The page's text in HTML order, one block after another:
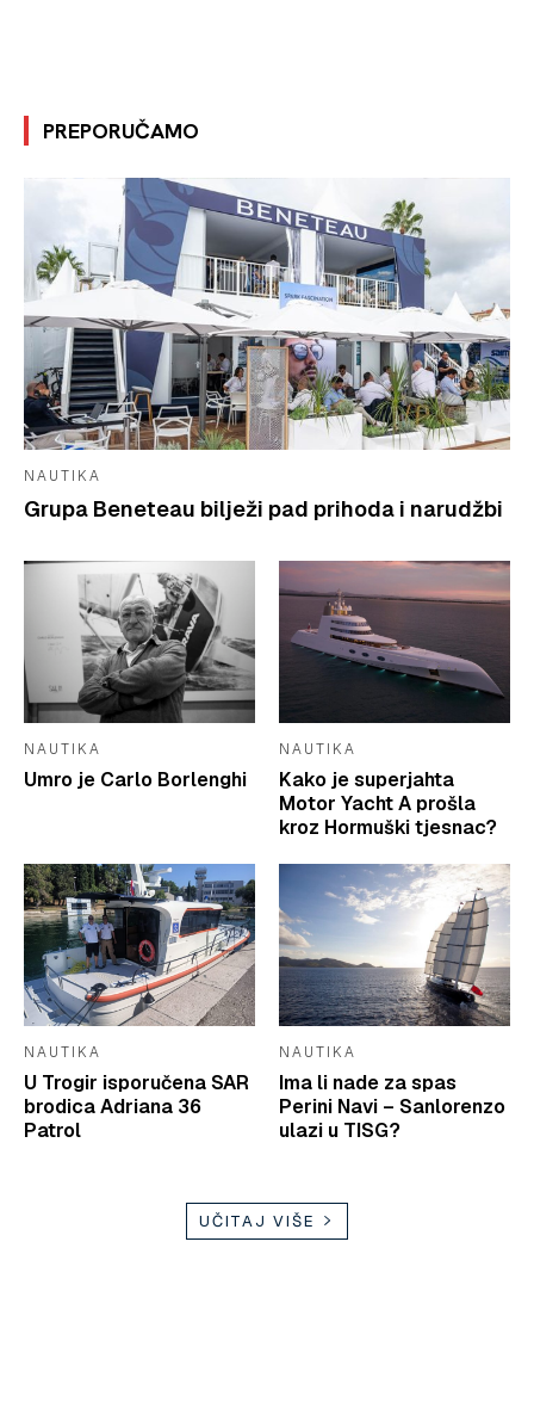
PREPORUČAMO
NAUTIKA
Grupa Beneteau bilježi pad prihoda i narudžbi
NAUTIKA
Umro je Carlo Borlenghi
NAUTIKA
Kako je superjahta
Motor Yacht A prošla
kroz Hormuški tjesnac?
NAUTIKA
U Trogir isporučena SAR
brodica Adriana 36
Patrol
NAUTIKA
Ima li nade za spas
Perini Navi – Sanlorenzo
ulazi u TISG?
UČITAJ VIŠE